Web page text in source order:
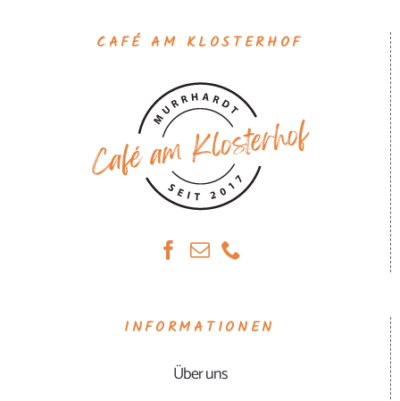
CAFÉ AM KLOSTERHOF
INFORMATIONEN
Über uns